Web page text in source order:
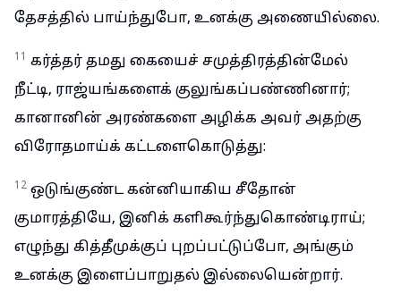
தேசத்தில் பாய்ந்துபோ, உனக்கு அணையில்லை.
11 கர்த்தர் தமது கையைச் சமுத்திரத்தின்மேல்
நீட்டி, ராஜ்யங்களைக் குலுங்கப்பண்ணினார்;
கானானின் அரண்களை அழிக்க அவர் அதற்கு
விரோதமாய்க் கட்டளைகொடுத்து:
12 ஒடுங்குண்ட கன்னியாகிய சீதோன்
குமாரத்தியே, இனிக் களிகூர்ந்துகொண்டிராய்;
எழுந்து கித்தீமுக்குப் புறப்பட்டுப்போ, அங்கும்
உனக்கு இளைப்பாறுதல் இல்லையென்றார்.